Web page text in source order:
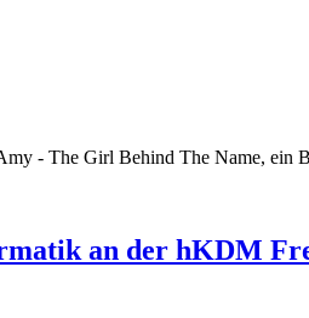
- The Girl Behind The Name, ein
an der hKDM